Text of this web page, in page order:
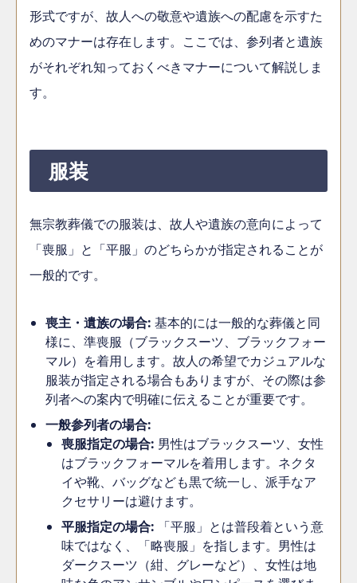
形式ですが、故人への敬意や遺族への配慮を示すた
めのマナーは存在します。ここでは、参列者と遺族
がそれぞれ知っておくべきマナーについて解説しま
す。
服装
無宗教葬儀での服装は、故人や遺族の意向によって
「喪服」と「平服」のどちらかが指定されることが
一般的です。
喪主・遺族の場合: 基本的には一般的な葬儀と同
様に、準喪服（ブラックスーツ、ブラックフォー
マル）を着用します。故人の希望でカジュアルな
服装が指定される場合もありますが、その際は参
列者への案内で明確に伝えることが重要です。
一般参列者の場合:
喪服指定の場合: 男性はブラックスーツ、女性
はブラックフォーマルを着用します。ネクタ
イや靴、バッグなども黒で統一し、派手なア
クセサリーは避けます。
平服指定の場合: 「平服」とは普段着という意
味ではなく、「略喪服」を指します。男性は
ダークスーツ（紺、グレーなど）、女性は地